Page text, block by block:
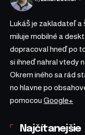
Lukáš je zakladateľ
miluje mobilné a
dopracoval hneď po
si ihneď nahral vtedy
Okrem iného sa rád
no hlavne po
pomocou Google+
Najčítanejšie